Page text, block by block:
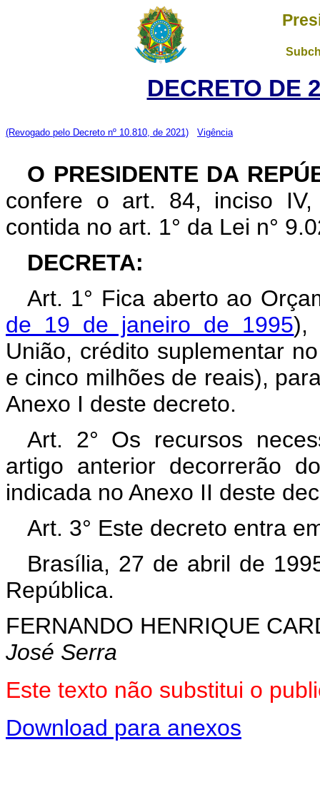
DECRETO DE
(Revogado pelo Decreto nº 10.810, de 2021) Vigência
O PRESIDENTE DA
confere o art. 84, inciso
contida no art. 1° da Lei n°
DECRETA:
Art. 1° Fica aberto ao
de 19 de janeiro de 1995),
União, crédito suplementar
e cinco milhões de reais),
Anexo I deste decreto.
Art. 2° Os recursos
artigo anterior decorrerão
indicada no Anexo II deste
Art. 3° Este decreto entra
Brasília, 27 de abril de
República.
FERNANDO HENRIQUE
José Serra
Este texto não substitui o
Download para anexos